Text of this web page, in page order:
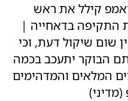
קילל את ראש
התקיפה בדאחייה |
שום שיקול דעת, וכי
הבוקר יתעכב בכמה
המלאים והמדהימים